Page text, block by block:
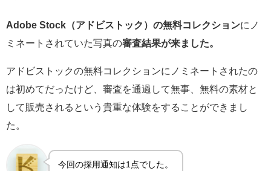
Adobe Stock（アドビストック）の無料コレクションにノ
ミネートされていた写真の審査結果が来ました。
アドビストックの無料コレクションにノミネートされたの
は初めてだったけど、審査を通過して無事、無料の素材と
して販売されるという貴重な体験をすることができまし
た。
今回の採用通知は1点でした。